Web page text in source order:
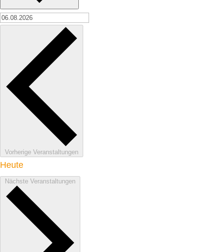
Vorherige Veranstaltungen
Heute
Nächste Veranstaltungen